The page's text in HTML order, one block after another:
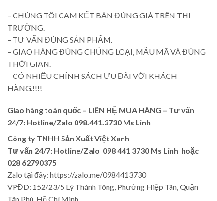
– CHÚNG TÔI CAM KẾT BÁN ĐÚNG GIÁ TRÊN THỊ
TRƯỜNG.
– TƯ VẤN ĐÚNG SẢN PHẨM.
– GIAO HÀNG ĐÚNG CHỦNG LOẠI, MẪU MÃ VÀ ĐÚNG
THỜI GIAN.
– CÓ NHIỀU CHÍNH SÁCH ƯU ĐÃI VỚI KHÁCH
HÀNG.!!!!
Giao hàng toàn quốc – LIÊN HỆ MUA HÀNG – Tư vấn
24/7: Hotline/Zalo 098.441.3730 Ms Linh
Công ty TNHH Sản Xuất Việt Xanh
Tư vấn 24/7: Hotline/Zalo 098 441 3730 Ms Linh hoặc
028 62790375
Zalo tại đây: https://zalo.me/0984413730
VPĐD: 152/23/5 Lý Thánh Tông, Phường Hiệp Tân, Quận
Tân Phú, Hồ Chí Minh